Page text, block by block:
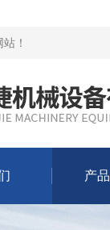
站 ！
产